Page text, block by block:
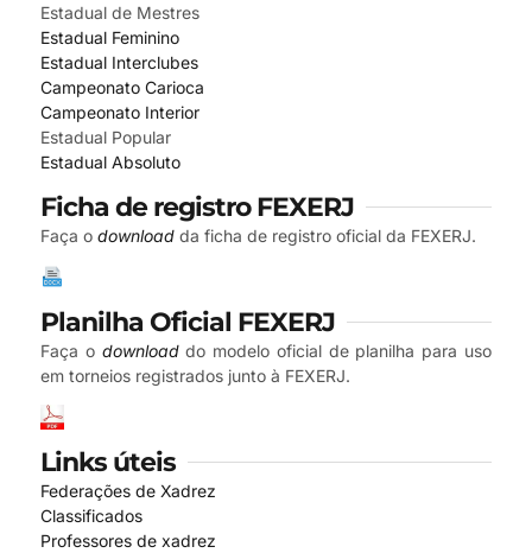
Estadual de Mestres
Estadual Feminino
Estadual Interclubes
Campeonato Carioca
Campeonato Interior
Estadual Popular
Estadual Absoluto
Ficha de registro FEXERJ
Faça o download da ficha de registro oficial da FEXERJ.
Planilha Oficial FEXERJ
Faça o downloaddo modelo oficial de planilha para uso
em torneios registrados junto à FEXERJ.
Links úteis
Federações de Xadrez
Classificados
Professores de xadrez